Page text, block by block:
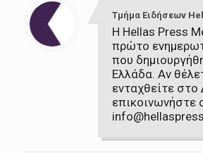
Τμήμα Ειδήσεων
Η Hellas Press
πρώτο
που
Ελλάδα. Αν
ενταχθείτε στο
επικοινωνήστε